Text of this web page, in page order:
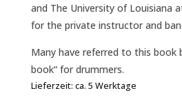
and The University of Louisiana
for the private instructor and
Many have referred to this book
book“ for drummers.
Lieferzeit: ca. 5 Werktage